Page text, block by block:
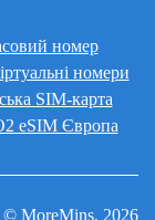
номер
номери
SIM-карта
eSIM Європа
© MoreMins, 2026